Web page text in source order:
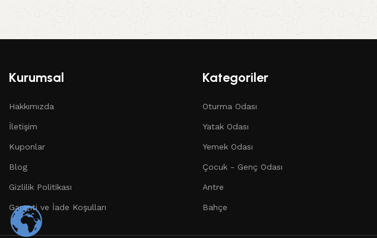
Kurumsal
Hakkımızda
İletişim
Kuponlar
Blog
Gizlilik Politikası
Garanti ve İade Koşulları
Kategoriler
Oturma Odası
Yatak Odası
Yemek Odası
Çocuk - Genç Odası
Antre
Bahçe